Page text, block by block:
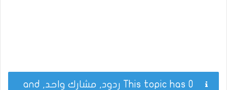
This topic has 0 ردود, مشارك واحد, and